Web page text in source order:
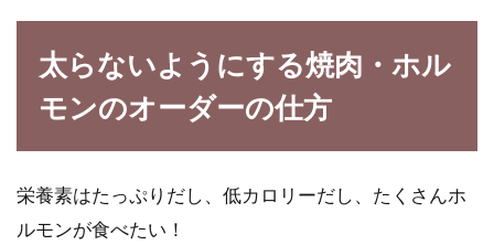
ています。...
計算を歩数から行うには？
太らないようにする焼肉・ホル
モンのオーダーの仕方
栄養素はたっぷりだし、低カロリーだし、たくさんホ
ルモンが食べたい！